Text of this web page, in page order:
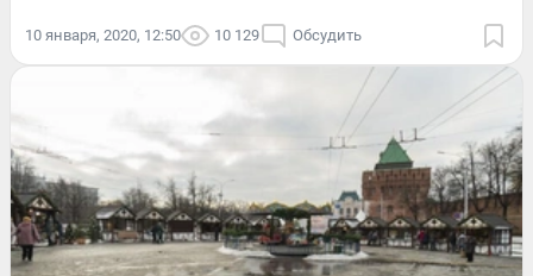
10 января, 2020, 12:50 10 129 Обсудить